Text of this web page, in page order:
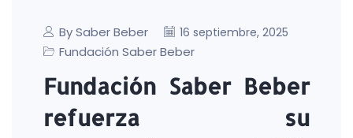
By Saber Beber 16 septiembre, 2025
Fundación Saber Beber
Fundación Saber Beber
refuerza su